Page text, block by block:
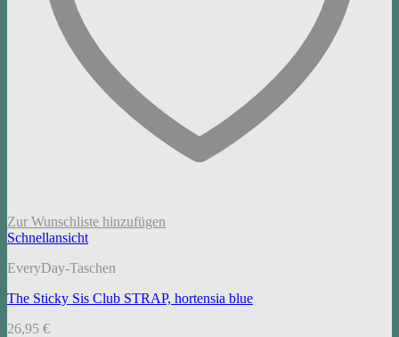
Zur Wunschliste hinzufügen
Schnellansicht
EveryDay-Taschen
The Sticky Sis Club STRAP, hortensia blue
26,95 €